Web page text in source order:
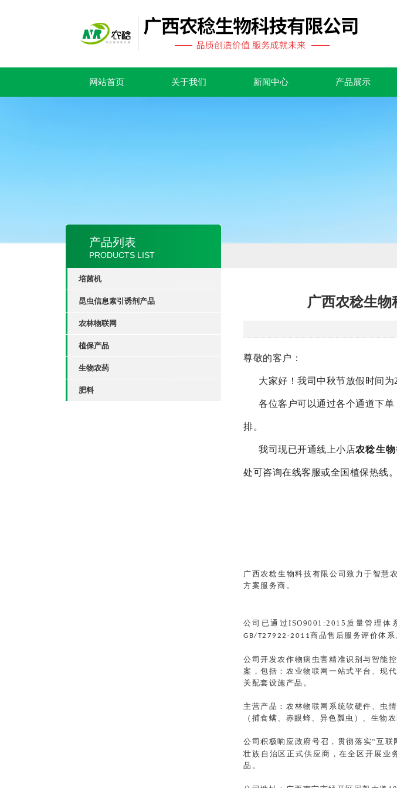
网站首页 关于我们 新闻中心 产品展示
产品列表
PRODUCTS LIST
培菌机
昆虫信息素引诱剂产品
农林物联网
植保产品
生物农药
肥料
广西农稔生物
尊敬的客户：
大家好！我司中秋节放假时间为
各位客户可以通过各个通道下
排。
我司现已开通线上小店农稔生物
处可咨询在线客服或全国植保热线。
广西农稔生物科技有限公司致力于智慧
方案服务商。
公司已通过ISO9001:2015质量管理体
GB/T27922-2011商品售后服务评价体系
公司开发农作物病虫害精准识别与智能
案，包括：农业物联网一站式平台、现
关配套设施产品。
主营产品：农林物联网系统软硬件、虫
（捕食螨、赤眼蜂、异色瓢虫）、生物农
公司积极响应政府号召，贯彻落实“互联
壮族自治区正式供应商，在全区开展业
品。